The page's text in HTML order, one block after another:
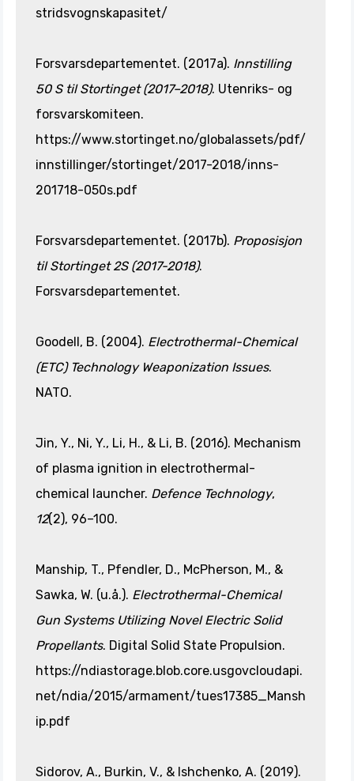
stridsvognskapasitet/
Forsvarsdepartementet. (2017a). Innstilling
50 S til Stortinget (2017–2018). Utenriks- og
forsvarskomiteen.
https://www.stortinget.no/globalassets/pdf/
innstillinger/stortinget/2017-2018/inns-
201718-050s.pdf
Forsvarsdepartementet. (2017b). Proposisjon
til Stortinget 2S (2017-2018).
Forsvarsdepartementet.
Goodell, B. (2004). Electrothermal-Chemical
(ETC) Technology Weaponization Issues.
NATO.
Jin, Y., Ni, Y., Li, H., & Li, B. (2016). Mechanism
of plasma ignition in electrothermal-
chemical launcher. Defence Technology,
12(2), 96–100.
Manship, T., Pfendler, D., McPherson, M., &
Sawka, W. (u.å.). Electrothermal-Chemical
Gun Systems Utilizing Novel Electric Solid
Propellants. Digital Solid State Propulsion.
https://ndiastorage.blob.core.usgovcloudapi.
net/ndia/2015/armament/tues17385_Mansh
ip.pdf
Sidorov, A., Burkin, V., & Ishchenko, A. (2019).